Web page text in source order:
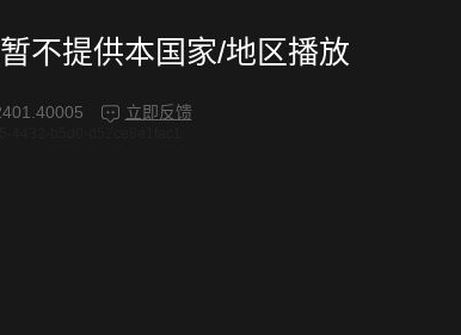
快乐老家
不提供本国家/地区播放
立即反馈